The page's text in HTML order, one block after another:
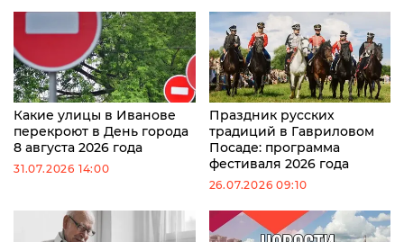
Какие улицы в Иванове
перекроют в День города
8 августа 2026 года
31.07.2026 14:00
Праздник русских
традиций в Гавриловом
Посаде: программа
фестиваля 2026 года
26.07.2026 09:10